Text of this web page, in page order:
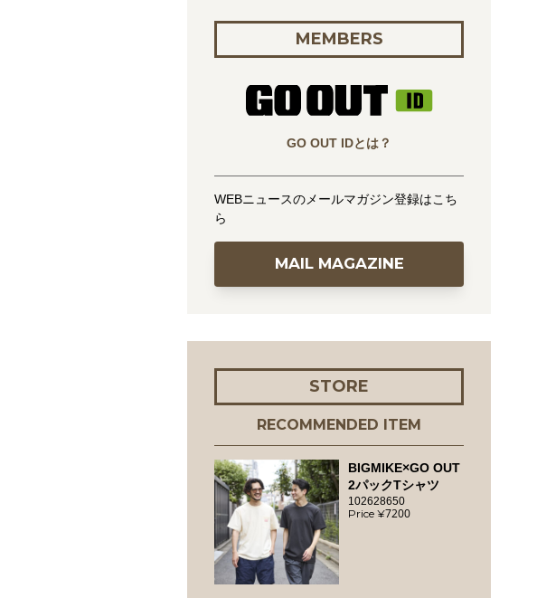
MEMBERS
GO OUT IDとは？
WEBニュースのメールマガジン登録はこち
ら
MAIL MAGAZINE
STORE
RECOMMENDED ITEM
BIGMIKE×GO OUT
2パックTシャツ
102628650
7200